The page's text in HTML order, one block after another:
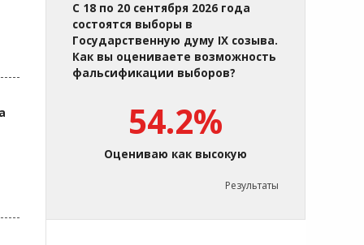
С 18 по 20 сентября 2026 года
состоятся выборы в
Государственную думу IX созыва.
Как вы оцениваете возможность
фальсификации выборов?
54.2%
Оцениваю как высокую
Результаты